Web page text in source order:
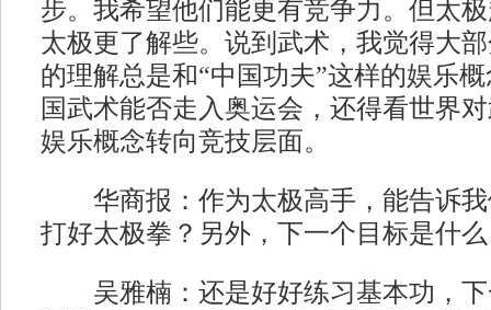
步。我希望他们能更有竞争力。但太
太极更了解些。说到武术，我觉得大
的理解总是和“中国功夫”这样的娱乐
国武术能否走入奥运会，还得看世界
娱乐概念转向竞技层面。
华商报：作为太极高手，能告诉我
打好太极拳？另外，下一个目标是什
吴雅楠：还是好好练习基本功，下